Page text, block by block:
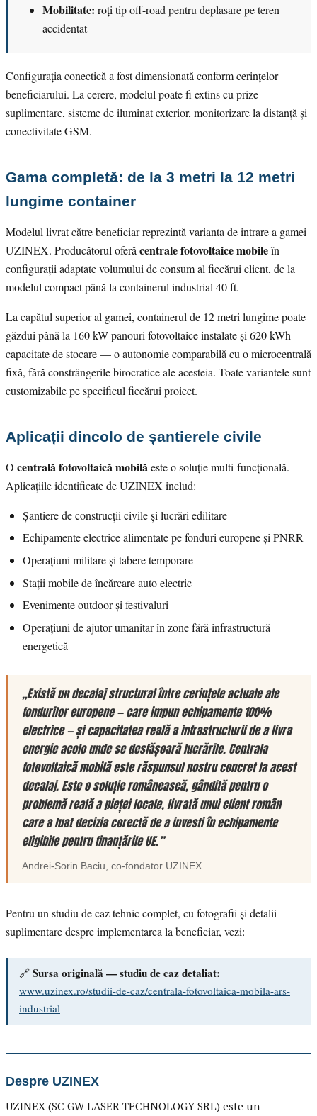
Mobilitate: roți tip off-road pentru deplasare pe teren
accidentat
Configurația conectică a fost dimensionată conform cerințelor
beneficiarului. La cerere, modelul poate fi extins cu prize
suplimentare, sisteme de iluminat exterior, monitorizare la distanță și
conectivitate GSM.
Gama completă: de la 3 metri la 12 metri
lungime container
Modelul livrat către beneficiar reprezintă varianta de intrare a gamei
UZINEX. Producătorul oferă centrale fotovoltaice mobileîn
configurații adaptate volumului de consum al fiecărui client, de la
modelul compact până la containerul industrial 40 ft.
La capătul superior al gamei, containerul de 12 metri lungime poate
găzdui până la 160 kW panouri fotovoltaice instalate și 620 kWh
capacitate de stocare — o autonomie comparabilă cu o microcentrală
fixă, fără constrângerile birocratice ale acesteia. Toate variantele sunt
customizabile pe specificul fiecărui proiect.
Aplicații dincolo de șantierele civile
O centrală fotovoltaică mobilăeste o soluție multi-funcțională.
Aplicațiile identificate de UZINEX includ:
Șantiere de construcții civile și lucrări edilitare
Echipamente electrice alimentate pe fonduri europene și PNRR
Operațiuni militare și tabere temporare
Stații mobile de încărcare auto electric
Evenimente outdoor și festivaluri
Operațiuni de ajutor umanitar în zone fără infrastructură
energetică
„Există un decalaj structural între cerințele actuale ale
fondurilor europene — care impun echipamente 100%
electrice — și capacitatea reală a infrastructurii de a livra
energie acolo unde se desfășoară lucrările. Centrala
fotovoltaică mobilă este răspunsul nostru concret la acest
decalaj. Este o soluție românească, gândită pentru o
problemă reală a pieței locale, livrată unui client român
care a luat decizia corectă de a investi în echipamente
eligibile pentru finanțările UE.”
Andrei-Sorin Baciu, co-fondator UZINEX
Pentru un studiu de caz tehnic complet, cu fotografii și detalii
suplimentare despre implementarea la beneficiar, vezi:
🔗 Sursa originală — studiu de caz detaliat:
www.uzinex.ro/studii-de-caz/centrala-fotovoltaica-mobila-ars-
industrial
Despre UZINEX
UZINEX (SC GW LASER TECHNOLOGY SRL) este un